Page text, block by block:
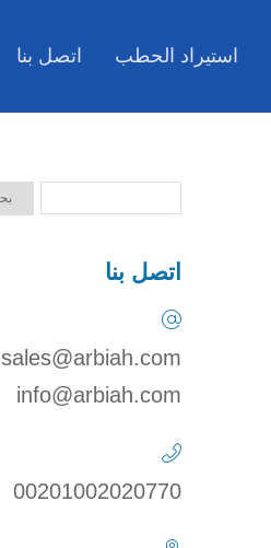
استيراد الحطب اتصل بنا
اتصل بنا
sales@arbiah.com
info@arbiah.com
00201002020770